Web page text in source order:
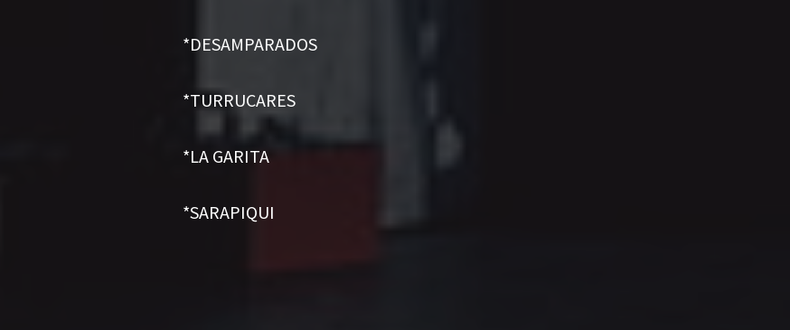
*DESAMPARADOS
*TURRUCARES
*LA GARITA
*SARAPIQUI